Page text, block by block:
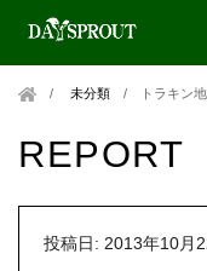
未分類 / トラキン
REPORT
投稿日: 2013年10月